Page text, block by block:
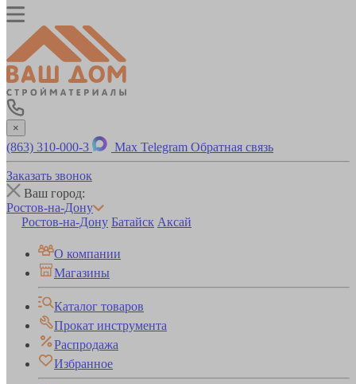
×
(863) 310-000-3 Max Telegram Обратная связь
Заказать звонок
Ваш город:
Ростов-на-Дону
Ростов-на-Дону Батайск Аксай
О компании
Магазины
Каталог товаров
Прокат инструмента
Распродажа
Избранное